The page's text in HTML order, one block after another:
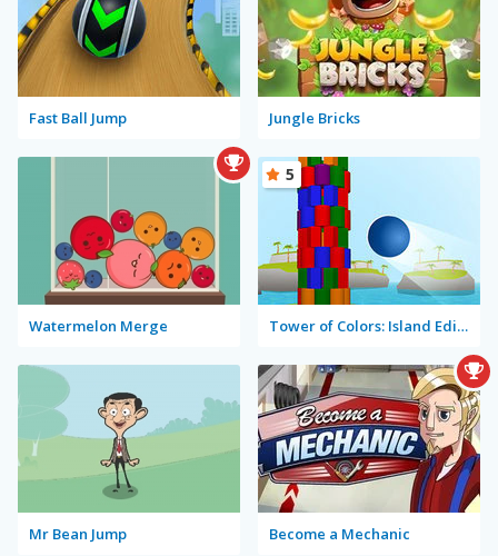
Fast Ball Jump Jungle Bricks
Watermelon Merge Tower of Colors: Island Edition
5
Mr Bean Jump Become a Mechanic